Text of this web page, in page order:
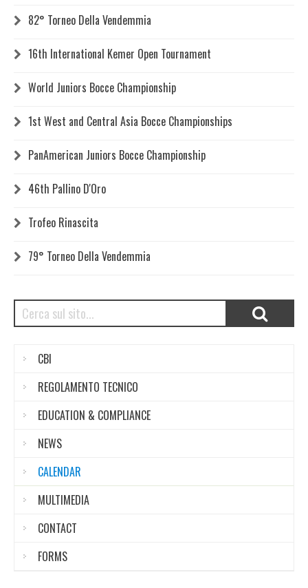
82° Torneo Della Vendemmia
16th International Kemer Open Tournament
World Juniors Bocce Championship
1st West and Central Asia Bocce Championships
PanAmerican Juniors Bocce Championship
46th Pallino D'Oro
Trofeo Rinascita
79° Torneo Della Vendemmia
CBI
REGOLAMENTO TECNICO
EDUCATION & COMPLIANCE
NEWS
CALENDAR
MULTIMEDIA
CONTACT
FORMS